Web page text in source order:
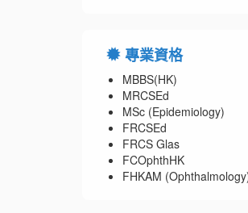
專業資格
MBBS(HK)
MRCSEd
MSc (Epidemiology)
FRCSEd
FRCS Glas
FCOphthHK
FHKAM